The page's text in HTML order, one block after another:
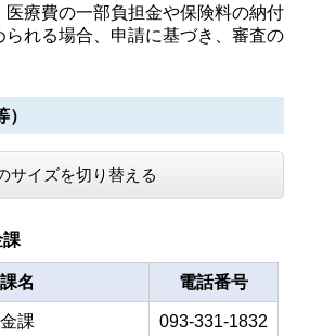
医療費の一部負担金や保険料の納付
られる場合、申請に基づき、審査の
サイズを切り替える
課
名 電話番号
課 093-331-1832